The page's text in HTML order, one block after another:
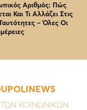
Αριθμός: Πώς
Και Τι Αλλάζει Στις
– Όλες Οι
ΚΟΙΝΩΝΙΚΩΝ